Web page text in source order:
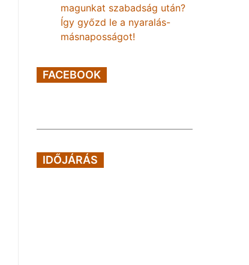
magunkat szabadság után?
Így győzd le a nyaralás-
másnaposságot!
FACEBOOK
IDŐJÁRÁS